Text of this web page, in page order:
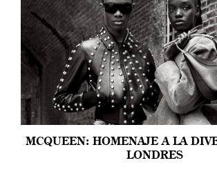
MCQUEEN: HOMENAJE A LA
LONDRES